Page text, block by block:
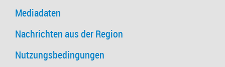
Mediadaten
Nachrichten aus der Region
Nutzungsbedingungen